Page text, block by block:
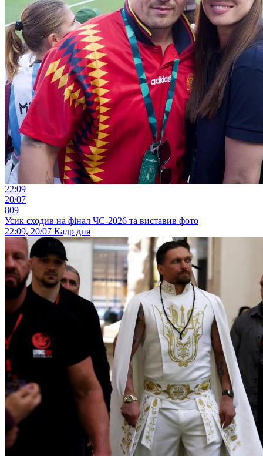
22:09
20/07
809
Усик сходив на фінал ЧС-2026 та виставив фото
22:09, 20/07 Кадр дня